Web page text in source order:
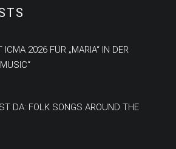
ICMA 2026 FÜR „MARIA“ IN DER
DA: FOLK SONGS AROUND THE